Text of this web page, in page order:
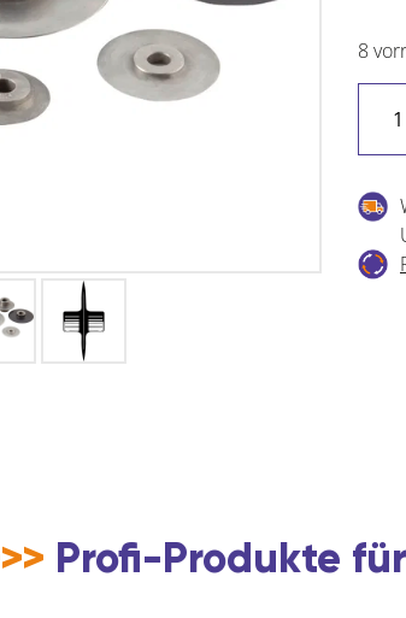
8
Ersatz-
A
Profi-Produkte